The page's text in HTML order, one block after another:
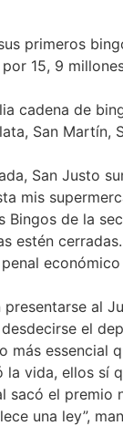
primeros
15, 9
cadena de
San Martín,
San Justo
mis
Bingos de la
estén cerradas.
al
el
vida, ellos sí
sacó el
una ley”,